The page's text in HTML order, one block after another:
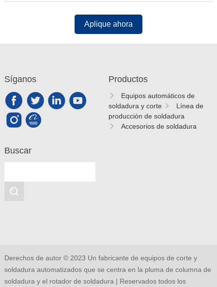
Aplique ahora
Síganos
Buscar
Productos
Equipos automáticos de
soldadura y corte
Línea de
producción de soldadura
Accesorios de soldadura
Derechos de autor © 2023 Un fabricante de equipos de corte y
soldadura automatizados que se centra en la pluma de columna de
soldadura y el rotador de soldadura | Reservados todos los